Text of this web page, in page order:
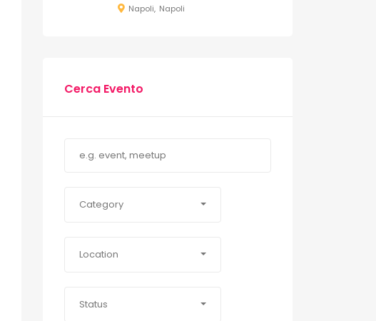
Napoli Napoli
Cerca Evento
Category
Location
Status